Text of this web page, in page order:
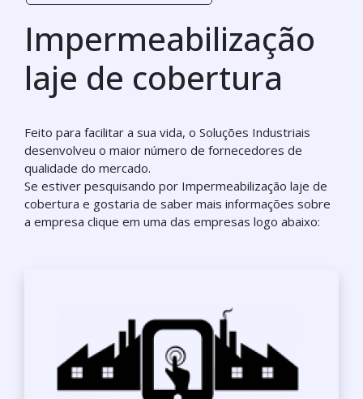
Impermeabilização
laje de cobertura
Feito para facilitar a sua vida, o Soluções Industriais
desenvolveu o maior número de fornecedores de
qualidade do mercado.
Se estiver pesquisando por Impermeabilização laje de
cobertura e gostaria de saber mais informações sobre
a empresa clique em uma das empresas logo abaixo: